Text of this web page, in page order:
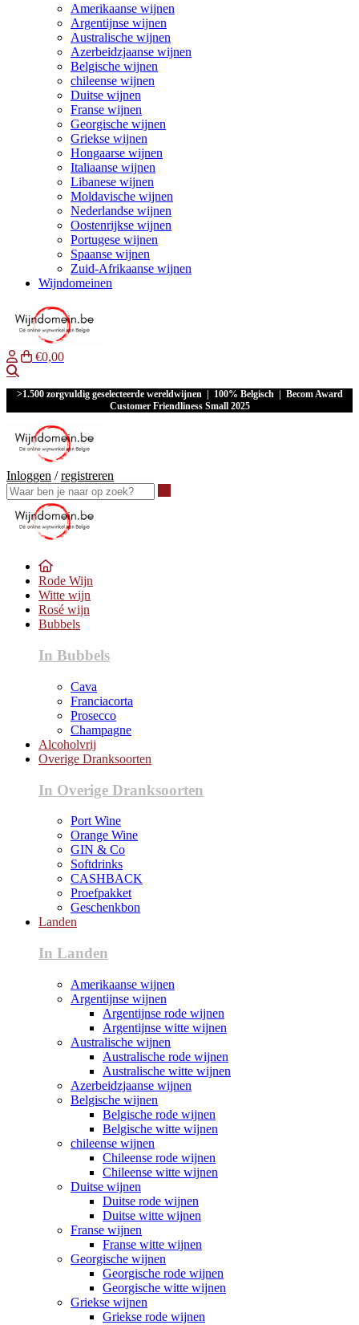
Amerikaanse wijnen
Argentijnse wijnen
Australische wijnen
Azerbeidzjaanse wijnen
Belgische wijnen
chileense wijnen
Duitse wijnen
Franse wijnen
Georgische wijnen
Griekse wijnen
Hongaarse wijnen
Italiaanse wijnen
Libanese wijnen
Moldavische wijnen
Nederlandse wijnen
Oostenrijkse wijnen
Portugese wijnen
Spaanse wijnen
Zuid-Afrikaanse wijnen
Wijndomeinen
€0,00
>1.500 zorgvuldig geselecteerde wereldwijnen | 100% Belgisch | Becom Award
Customer Friendliness Small 2025
Inloggen /registreren
Rode Wijn
Witte wijn
Rosé wijn
Bubbels
In Bubbels
Cava
Franciacorta
Prosecco
Champagne
Alcoholvrij
Overige Dranksoorten
In Overige Dranksoorten
Port Wine
Orange Wine
GIN & Co
Softdrinks
CASHBACK
Proefpakket
Geschenkbon
Landen
In Landen
Amerikaanse wijnen
Argentijnse wijnen
Argentijnse rode wijnen
Argentijnse witte wijnen
Australische wijnen
Australische rode wijnen
Australische witte wijnen
Azerbeidzjaanse wijnen
Belgische wijnen
Belgische rode wijnen
Belgische witte wijnen
chileense wijnen
Chileense rode wijnen
Chileense witte wijnen
Duitse wijnen
Duitse rode wijnen
Duitse witte wijnen
Franse wijnen
Franse witte wijnen
Georgische wijnen
Georgische rode wijnen
Georgische witte wijnen
Griekse wijnen
Griekse rode wijnen